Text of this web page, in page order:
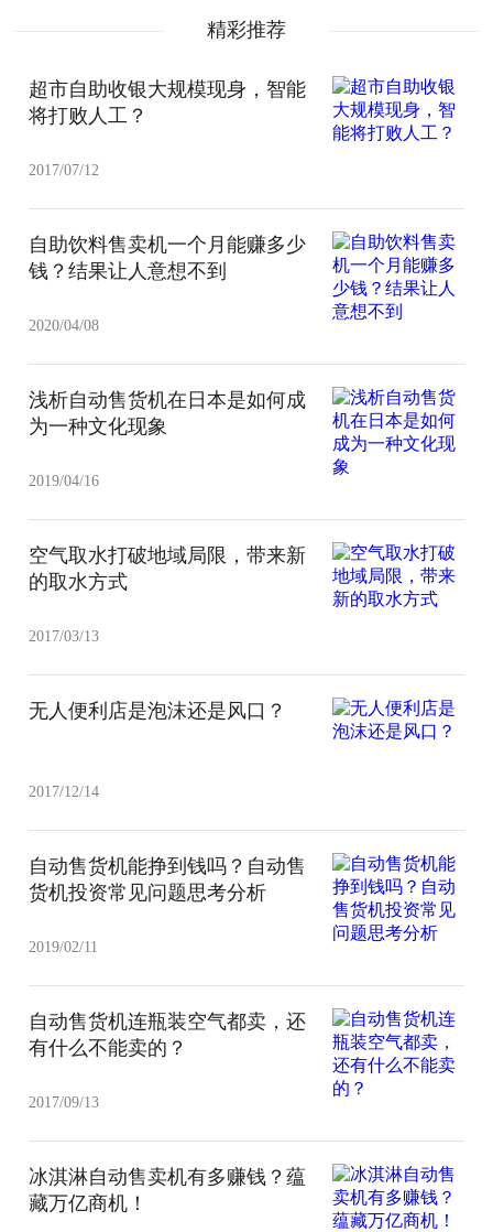
精彩推荐
超市自助收银大规模现身，智能
将打败人工？
2017/07/12
自助饮料售卖机一个月能赚多少
钱？结果让人意想不到
2020/04/08
浅析自动售货机在日本是如何成
为一种文化现象
2019/04/16
空气取水打破地域局限，带来新
的取水方式
2017/03/13
无人便利店是泡沫还是风口？
2017/12/14
自动售货机能挣到钱吗？自动售
货机投资常见问题思考分析
2019/02/11
自动售货机连瓶装空气都卖，还
有什么不能卖的？
2017/09/13
冰淇淋自动售卖机有多赚钱？蕴
藏万亿商机！